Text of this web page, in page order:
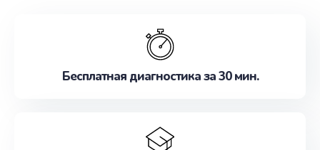
Бесплатная диагностика за 30 мин.